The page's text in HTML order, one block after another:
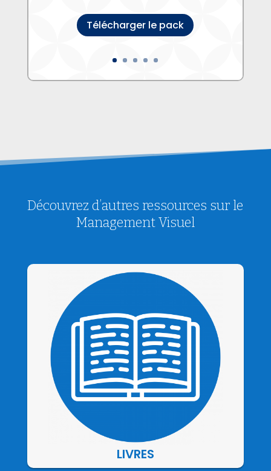
Télécharger le pack
Découvrez d’autres ressources sur le
Management Visuel
LIVRES